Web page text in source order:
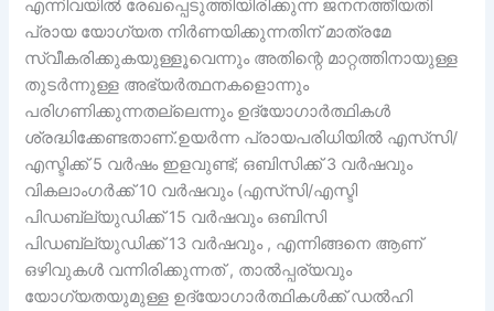
എന്നിവയിൽ രേഖപ്പെടുത്തിയിരിക്കുന്ന ജനനത്തീയതി
പ്രായ യോഗ്യത നിർണയിക്കുന്നതിന് മാത്രമേ
സ്വീകരിക്കുകയുള്ളൂവെന്നും അതിന്റെ മാറ്റത്തിനായുള്ള
തുടർന്നുള്ള അഭ്യർത്ഥനകളൊന്നും
പരിഗണിക്കുന്നതല്ലെന്നും ഉദ്യോഗാർത്ഥികൾ
ശ്രദ്ധിക്കേണ്ടതാണ്.ഉയർന്ന പ്രായപരിധിയിൽ എസ്‌സി/
എസ്ടിക്ക് 5 വർഷം ഇളവുണ്ട്; ഒബിസിക്ക് 3 വർഷവും
വികലാംഗർക്ക് 10 വർഷവും (എസ്‌സി/എസ്ടി
പിഡബ്ല്യുഡിക്ക് 15 വർഷവും ഒബിസി
പിഡബ്ല്യുഡിക്ക് 13 വർഷവും , എന്നിങ്ങനെ ആണ്
ഒഴിവുകൾ വന്നിരിക്കുന്നത് , താൽപ്പര്യവും
യോഗ്യതയുമുള്ള ഉദ്യോഗാർത്ഥികൾക്ക് ഡൽഹി